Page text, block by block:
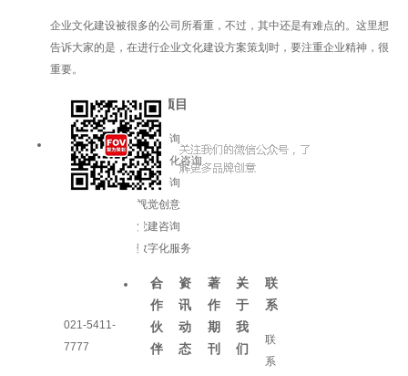
企业文化建设被很多的公司所看重，不过，其中还是有难点的。这里想
告诉大家的是，在进行企业文化建设方案策划时，要注重企业精神，很
重要。
021-5411-
7777
服务项目
品牌咨询
企业文化咨询
增长咨询
视觉创意
党建咨询
数字化服务
合
作
伙
伴
资
讯
动
态
著
作
期
刊
关
于
我
们
联
系
联
系